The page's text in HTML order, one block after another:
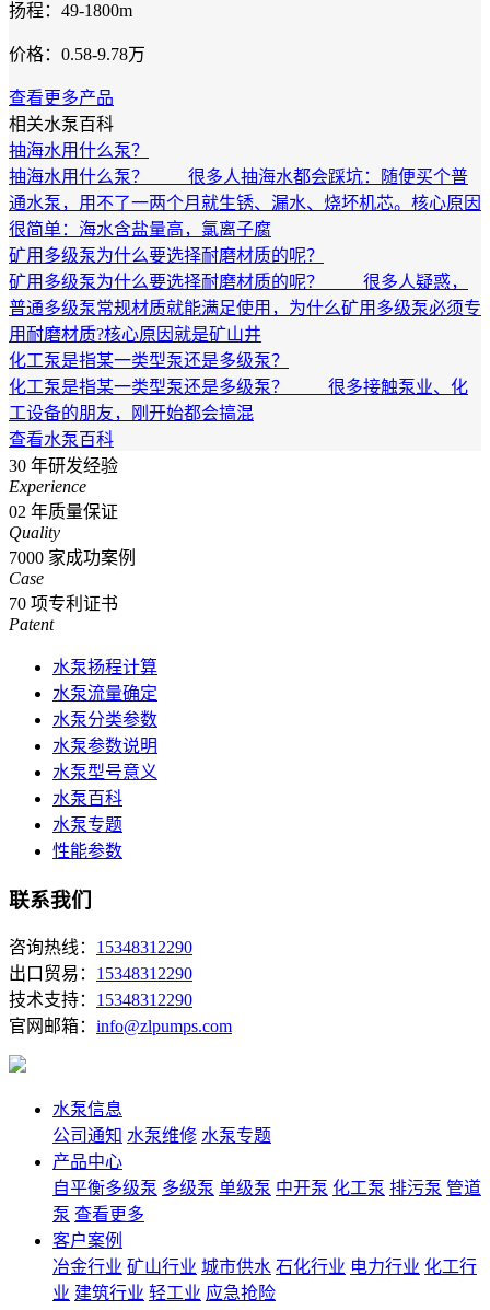
扬程：49-1800m
价格：0.58-9.78万
查看更多产品
相关水泵百科
抽海水用什么泵？
抽海水用什么泵？ 很多人抽海水都会踩坑：随便买个普
通水泵，用不了一两个月就生锈、漏水、烧坏机芯。核心原因
很简单：海水含盐量高，氯离子腐
矿用多级泵为什么要选择耐磨材质的呢？
矿用多级泵为什么要选择耐磨材质的呢？ 很多人疑惑，
普通多级泵常规材质就能满足使用，为什么矿用多级泵必须专
用耐磨材质?核心原因就是矿山井
化工泵是指某一类型泵还是多级泵？
化工泵是指某一类型泵还是多级泵？ 很多接触泵业、化
工设备的朋友，刚开始都会搞混
查看水泵百科
30 年研发经验
Experience
02 年质量保证
Quality
7000 家成功案例
Case
70 项专利证书
Patent
水泵扬程计算
水泵流量确定
水泵分类参数
水泵参数说明
水泵型号意义
水泵百科
水泵专题
性能参数
联系我们
咨询热线： 15348312290
出口贸易： 15348312290
技术支持： 15348312290
官网邮箱： info@zlpumps.com
水泵信息
公司通知 水泵维修 水泵专题
产品中心
自平衡多级泵 多级泵 单级泵 中开泵 化工泵 排污泵 管道
泵 查看更多
客户案例
冶金行业 矿山行业 城市供水 石化行业 电力行业 化工行
业 建筑行业 轻工业 应急抢险